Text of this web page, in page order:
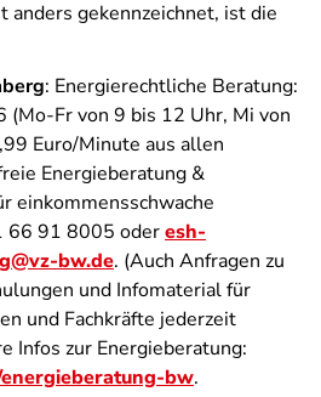
anders gekennzeichnet, ist die
: Energierechtliche Beratung:
Fr von 9 bis 12 Uhr, Mi von
Euro/Minute aus allen
Energieberatung &
einkommensschwache
66 91 8005 oderesh-
bw.de. (Auch Anfragen zu
und Infomaterial für
und Fachkräfte jederzeit
Infos zur Energieberatung:
bw.